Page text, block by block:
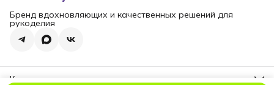
Бренд вдохновляющих и качественных решений для
рукоделия
Контакты